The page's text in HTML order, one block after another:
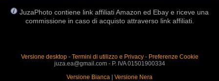
JuzaPhoto contiene link affiliati Amazon ed Ebay e riceve una
commissione in caso di acquisto attraverso link affiliati.
Versione desktop- Termini di utilizzo e Privacy- Preferenze Cookie
juza.ea@gmail.com - P. IVA 01501900334
Versione Bianca
Versione Nera